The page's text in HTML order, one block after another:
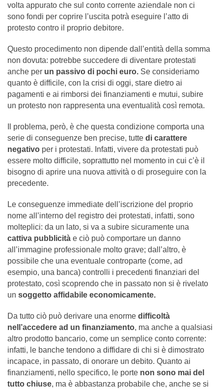
volta appurato che sul conto corrente aziendale non ci
sono fondi per coprire l’uscita potrà eseguire l’atto di
protesto contro il proprio debitore.
Questo procedimento non dipende dall’entità della somma
non dovuta: potrebbe succedere di diventare protestati
anche per un passivo di pochi euro. Se consideriamo
quanto è difficile, con la crisi di oggi, stare dietro ai
pagamenti e ai rimborsi dei finanziamenti e mutui, subire
un protesto non rappresenta una eventualità così remota.
Il problema, però, è che questa condizione comporta una
serie di conseguenze ben precise, tutte di carattere
negativo per i protestati. Infatti, vivere da protestati può
essere molto difficile, soprattutto nel momento in cui c’è il
bisogno di aprire una nuova attività o di proseguire con la
precedente.
Le conseguenze immediate dell’iscrizione del proprio
nome all’interno del registro dei protestati, infatti, sono
molteplici: da un lato, si va a subire sicuramente una
cattiva pubblicità e ciò può comportare un danno
all’immagine professionale molto grave; dall’altro, è
possibile che una eventuale controparte (come, ad
esempio, una banca) controlli i precedenti finanziari del
protestato, così scoprendo che in passato non si è rivelato
un soggetto affidabile economicamente.
Da tutto ciò può derivare una enorme difficoltà
nell’accedere ad un finanziamento, ma anche a qualsiasi
altro prodotto bancario, come un semplice conto corrente:
infatti, le banche tendono a diffidare di chi si è dimostrato
incapace, in passato, di onorare un debito. Quanto ai
finanziamenti, nello specifico, le porte non sono mai del
tutto chiuse, ma è abbastanza probabile che, anche se si